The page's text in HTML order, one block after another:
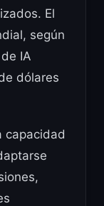
El
según
IA
dólares
capacidad